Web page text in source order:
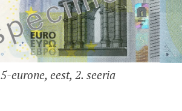
5-eurone, eest, 2. seeria